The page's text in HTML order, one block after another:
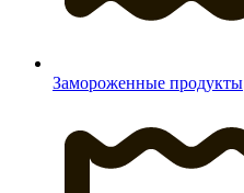
Замороженные продукты